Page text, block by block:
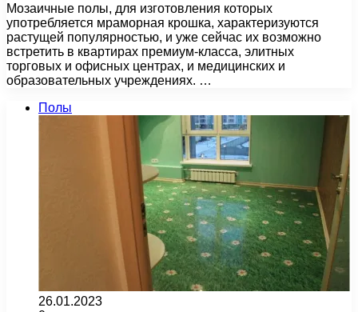
Мозаичные полы, для изготовления которых
употребляется мраморная крошка, характеризуются
растущей популярностью, и уже сейчас их возможно
встретить в квартирах премиум-класса, элитных
торговых и офисных центрах, и медицинских и
образовательных учреждениях. …
Полы
26.01.2023